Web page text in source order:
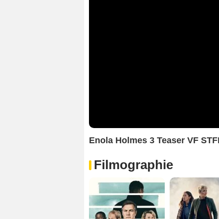
Enola Holmes 3 Teaser VF
Filmographie